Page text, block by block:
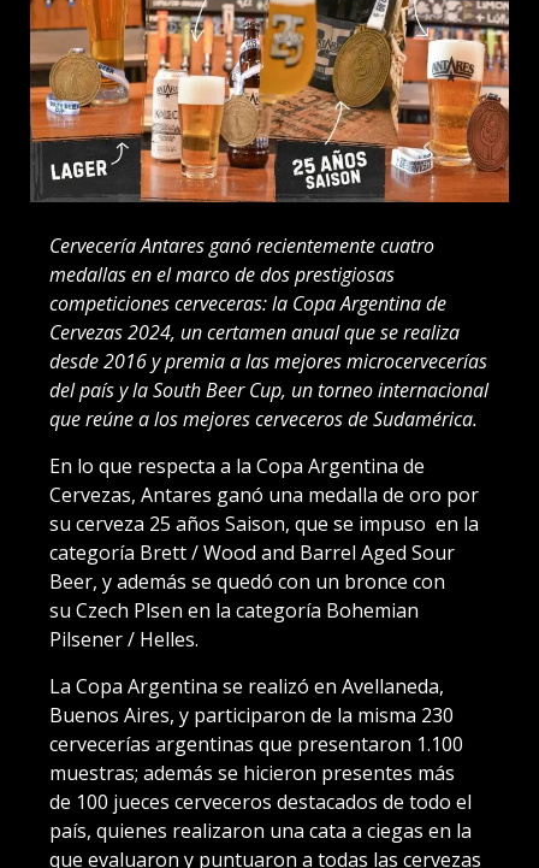
Cervecería Antares ganó recientemente cuatro
medallas en el marco de dos prestigiosas
competiciones cerveceras: la Copa Argentina de
Cervezas 2024, un certamen anual que se realiza
desde 2016 y premia a las mejores microcervecerías
del país y la South Beer Cup, un torneo internacional
que reúne a los mejores cerveceros de Sudamérica.
En lo que respecta a la Copa Argentina de
Cervezas, Antares ganó una medalla de oro por
su cerveza 25 años Saison, que se impuso en la
categoría Brett / Wood and Barrel Aged Sour
Beer, y además se quedó con un bronce con
su Czech Plsen en la categoría Bohemian
Pilsener / Helles.
La Copa Argentina se realizó en Avellaneda,
Buenos Aires, y participaron de la misma 230
cervecerías argentinas que presentaron 1.100
muestras; además se hicieron presentes más
de 100 jueces cerveceros destacados de todo el
país, quienes realizaron una cata a ciegas en la
que evaluaron y puntuaron a todas las cervezas